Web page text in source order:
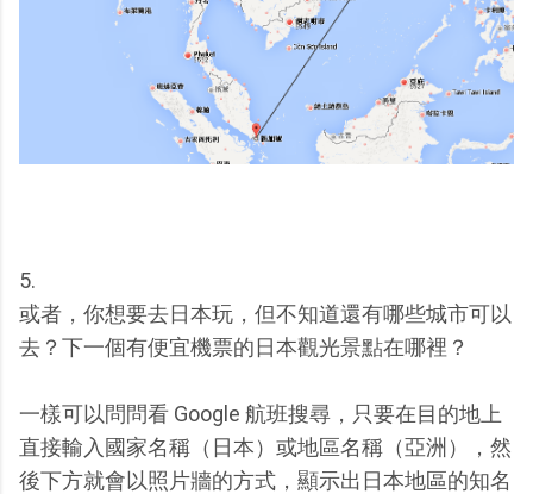
5.
或者，你想要去日本玩，但不知道還有哪些城市可以
去？下一個有便宜機票的日本觀光景點在哪裡？
一樣可以問問看 Google 航班搜尋，只要在目的地上
直接輸入國家名稱（日本）或地區名稱（亞洲），然
後下方就會以照片牆的方式，顯示出日本地區的知名